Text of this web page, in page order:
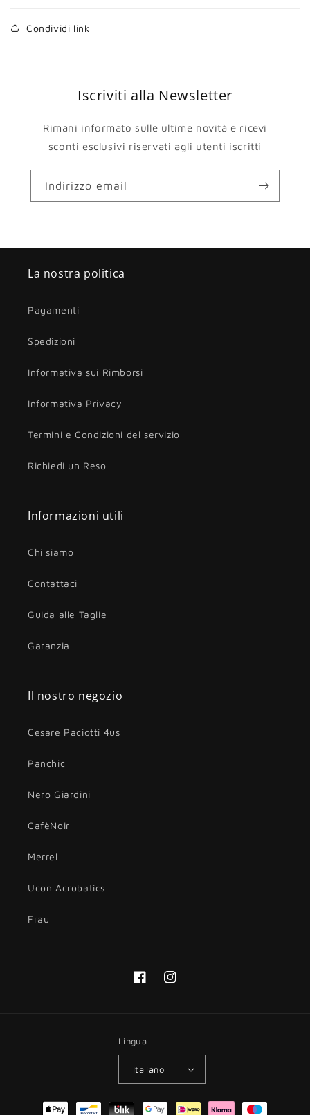
Condividi link
Iscriviti alla Newsletter
Rimani informato sulle ultime novità e ricevi
sconti esclusivi riservati agli utenti iscritti
Indirizzo email
La nostra politica
Pagamenti
Spedizioni
Informativa sui Rimborsi
Informativa Privacy
Termini e Condizioni del servizio
Richiedi un Reso
Informazioni utili
Chi siamo
Contattaci
Guida alle Taglie
Garanzia
Il nostro negozio
Cesare Paciotti 4us
Panchic
Nero Giardini
CafèNoir
Merrel
Ucon Acrobatics
Frau
FacebookInstagram
Lingua
Italiano
Metodi